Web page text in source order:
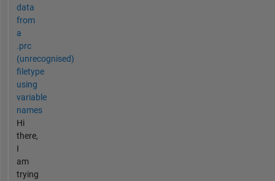
data
from
a
.prc
(unrecognised)
filetype
using
variable
names
Hi
there,
I
am
trying